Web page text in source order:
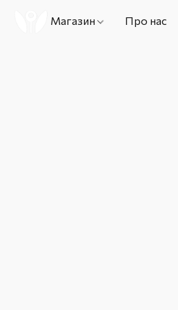
Магазин Про нас